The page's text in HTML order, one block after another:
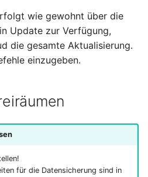
wie gewohnt über die
Update zur Verfügung,
die gesamte Aktualisierung.
einzugeben.
für die Datensicherung sind in